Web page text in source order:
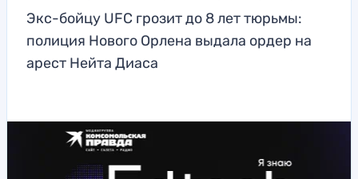
Экс-бойцу UFC грозит до 8 лет тюрьмы:
полиция Нового Орлена выдала ордер на
арест Нейта Диаса